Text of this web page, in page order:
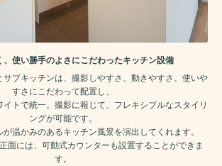
、使い勝手のよさにこだわったキッチン設備
サブキッチンは、撮影しやすさ、動きやすさ、使いや
すさにこだわって配置し、
トで統一。撮影に報じて、フレキシブルなスタイリ
ングが可能です。
が温かみのあるキッチン風景を演出してくれます。
面には、可動式カウンターも設置することができま
す。